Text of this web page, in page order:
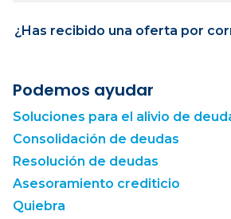
¿Has recibido una oferta por
Podemos ayudar
Soluciones para el alivio de
Consolidación de deudas
Resolución de deudas
Asesoramiento crediticio
Quiebra